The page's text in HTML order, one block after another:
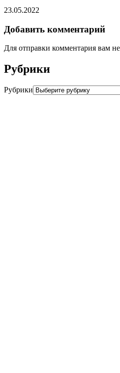
23.05.2022
Добавить комментарий
Для отправки комментария вам
Рубрики
Рубрики